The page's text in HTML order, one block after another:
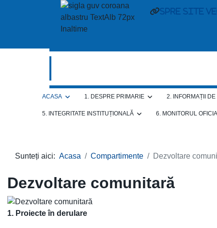
spre site
ACASA 1. DESPRE PRIMARIE 2. INFORMAȚII
5. INTEGRITATE INSTITUȚIONALĂ 6. MONITORUL
Sunteți aici: Acasa Compartimente Dezvoltare
Dezvoltare comunitară
1. Proiecte în derulare